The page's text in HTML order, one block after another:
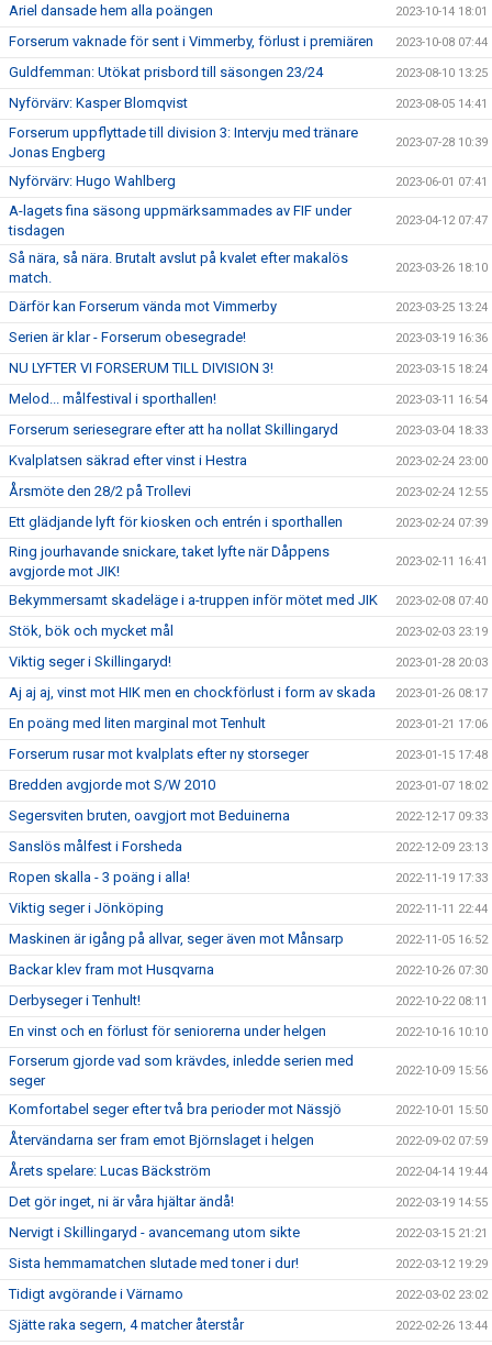
Ariel dansade hem alla poängen 2023-10-14 18:01
Forserum vaknade för sent i Vimmerby, förlust i premiären 2023-10-08 07:44
Guldfemman: Utökat prisbord till säsongen 23/24 2023-08-10 13:25
Nyförvärv: Kasper Blomqvist 2023-08-05 14:41
Forserum uppflyttade till division 3: Intervju med tränare
Jonas Engberg
2023-07-28 10:39
Nyförvärv: Hugo Wahlberg 2023-06-01 07:41
A-lagets fina säsong uppmärksammades av FIF under
tisdagen
2023-04-12 07:47
Så nära, så nära. Brutalt avslut på kvalet efter makalös
match.
2023-03-26 18:10
Därför kan Forserum vända mot Vimmerby 2023-03-25 13:24
Serien är klar - Forserum obesegrade! 2023-03-19 16:36
NU LYFTER VI FORSERUM TILL DIVISION 3! 2023-03-15 18:24
Melod... målfestival i sporthallen! 2023-03-11 16:54
Forserum seriesegrare efter att ha nollat Skillingaryd 2023-03-04 18:33
Kvalplatsen säkrad efter vinst i Hestra 2023-02-24 23:00
Årsmöte den 28/2 på Trollevi 2023-02-24 12:55
Ett glädjande lyft för kiosken och entrén i sporthallen 2023-02-24 07:39
Ring jourhavande snickare, taket lyfte när Dåppens
avgjorde mot JIK!
2023-02-11 16:41
Bekymmersamt skadeläge i a-truppen inför mötet med JIK 2023-02-08 07:40
Stök, bök och mycket mål 2023-02-03 23:19
Viktig seger i Skillingaryd! 2023-01-28 20:03
Aj aj aj, vinst mot HIK men en chockförlust i form av skada 2023-01-26 08:17
En poäng med liten marginal mot Tenhult 2023-01-21 17:06
Forserum rusar mot kvalplats efter ny storseger 2023-01-15 17:48
Bredden avgjorde mot S/W 2010 2023-01-07 18:02
Segersviten bruten, oavgjort mot Beduinerna 2022-12-17 09:33
Sanslös målfest i Forsheda 2022-12-09 23:13
Ropen skalla - 3 poäng i alla! 2022-11-19 17:33
Viktig seger i Jönköping 2022-11-11 22:44
Maskinen är igång på allvar, seger även mot Månsarp 2022-11-05 16:52
Backar klev fram mot Husqvarna 2022-10-26 07:30
Derbyseger i Tenhult! 2022-10-22 08:11
En vinst och en förlust för seniorerna under helgen 2022-10-16 10:10
Forserum gjorde vad som krävdes, inledde serien med
seger
2022-10-09 15:56
Komfortabel seger efter två bra perioder mot Nässjö 2022-10-01 15:50
Återvändarna ser fram emot Björnslaget i helgen 2022-09-02 07:59
Årets spelare: Lucas Bäckström 2022-04-14 19:44
Det gör inget, ni är våra hjältar ändå! 2022-03-19 14:55
Nervigt i Skillingaryd - avancemang utom sikte 2022-03-15 21:21
Sista hemmamatchen slutade med toner i dur! 2022-03-12 19:29
Tidigt avgörande i Värnamo 2022-03-02 23:02
Sjätte raka segern, 4 matcher återstår 2022-02-26 13:44